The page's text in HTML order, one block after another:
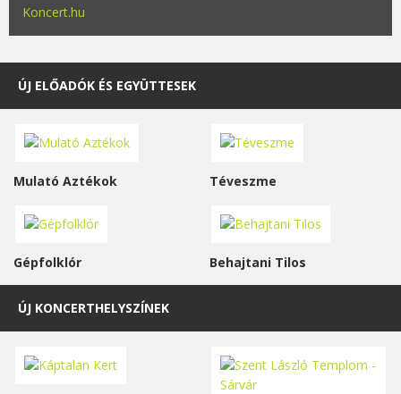
Koncert.hu
ÚJ ELŐADÓK ÉS EGYÜTTESEK
Mulató Aztékok Téveszme
Gépfolklór Behajtani Tilos
ÚJ KONCERTHELYSZÍNEK